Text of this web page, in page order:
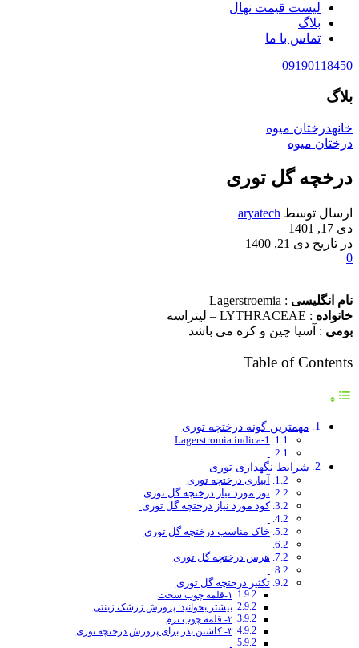
لیست قیمت نهال
بلاگ
تماس با ما
09190118450
بلاگ
خانهدرختان میوه
درختان میوه
درخچه گل توری
ارسال توسط aryatech
دی 17, 1401
در تاریخ دی 21, 1400
0
نام انگلیسی : Lagerstroemia
خانواده : LYTHRACEAE – لیتراسه
بومی : آسیا چین و کره می باشد
Table of Contents
مهمترين گونه درختچه توری
Lagerstromia indica-1
شرایط نگهداری توری
آبیاری درختچه توری
نور مورد نیاز درختچه گل توری
کود مورد نیاز درختچه گل توری
خاک مناسب درختچه گل توری
هرس درختچه گل توری
تکثیر درختچه گل توری
۱-قلمه چوب سخت
بیشتر بخوانید: پرورش زرشک زینتی
۲- قلمه چوب نرم
۳- کاشتن بذر برای پرورش درختچه توری